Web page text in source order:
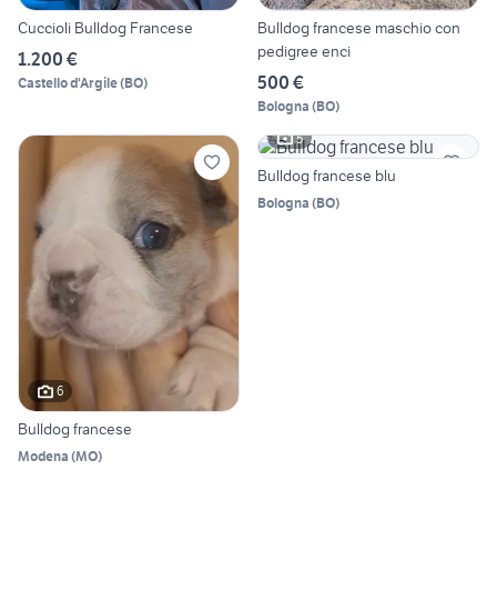
Cuccioli Bulldog Francese
1.200 €
Castello d'Argile(BO)
Bulldog francese maschio con
pedigree enci
500 €
Bologna (BO)
6
Bulldog francese
Modena (MO)
5
Bulldog francese blu
Bologna (BO)